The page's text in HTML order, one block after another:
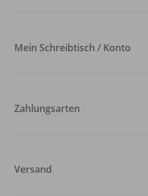
Mein Schreibtisch / Konto
Zahlungsarten
Versand